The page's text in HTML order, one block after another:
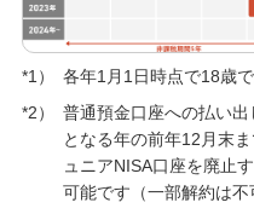
*1）
各年1月1日時点で18歳
*2）
普通預金口座への払い
となる年の前年12月末
ュニアNISA口座を廃止
可能です（一部解約は不